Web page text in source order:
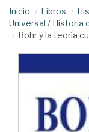
Inicio Libros
Universal / Historia
Bohr y la teoría